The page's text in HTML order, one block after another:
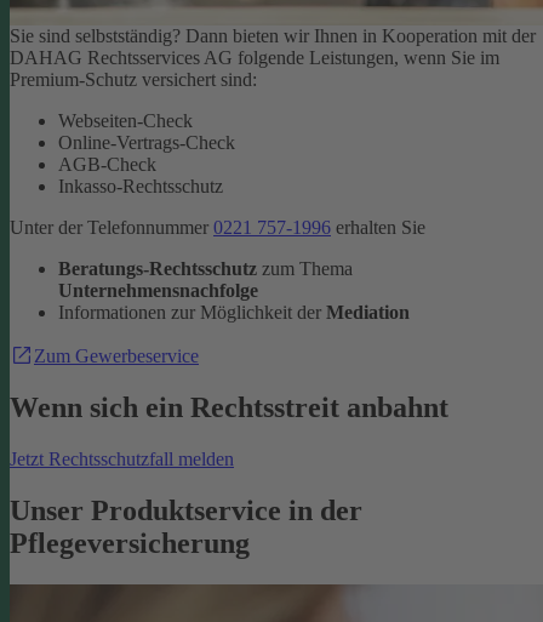
Sie sind selbstständig? Dann bieten wir Ihnen in Kooperation mit der
DAHAG Rechtsservices AG folgende Leistungen, wenn Sie im
Premium-Schutz versichert sind:
Webseiten-Check
Online-Vertrags-Check
AGB-Check
Inkasso-Rechtsschutz
Unter der Telefonnummer 0221 757-1996 erhalten Sie
Beratungs-Rechtsschutz zum Thema
Unternehmensnachfolge
Informationen zur Möglichkeit der Mediation
Zum Gewerbeservice
Wenn sich ein Rechtsstreit anbahnt
Jetzt Rechtsschutzfall melden
Unser Produktservice in der
Pflegeversicherung